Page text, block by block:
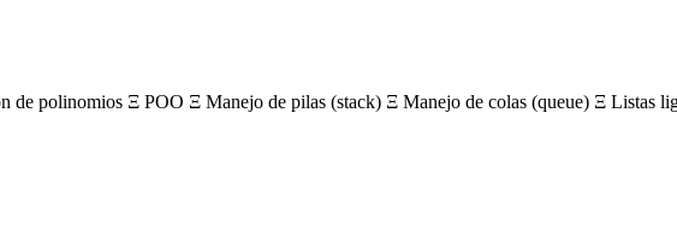
de polinomios Ξ POO Ξ Manejo de pilas (stack) Ξ Manejo de colas (queue) Ξ